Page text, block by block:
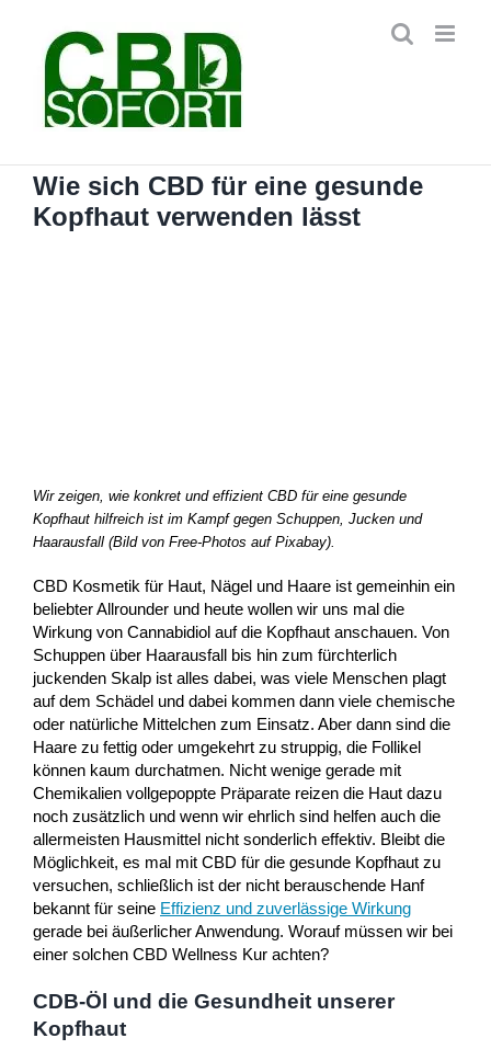
springen
Wie sich CBD für eine gesunde
Kopfhaut verwenden lässt
Wir zeigen, wie konkret und effizient CBD für eine gesunde
Kopfhaut hilfreich ist im Kampf gegen Schuppen, Jucken und
Haarausfall (Bild von Free-Photos auf Pixabay).
CBD Kosmetik für Haut, Nägel und Haare ist gemeinhin ein
beliebter Allrounder und heute wollen wir uns mal die
Wirkung von Cannabidiol auf die Kopfhaut anschauen. Von
Schuppen über Haarausfall bis hin zum fürchterlich
juckenden Skalp ist alles dabei, was viele Menschen plagt
auf dem Schädel und dabei kommen dann viele chemische
oder natürliche Mittelchen zum Einsatz. Aber dann sind die
Haare zu fettig oder umgekehrt zu struppig, die Follikel
können kaum durchatmen. Nicht wenige gerade mit
Chemikalien vollgepoppte Präparate reizen die Haut dazu
noch zusätzlich und wenn wir ehrlich sind helfen auch die
allermeisten Hausmittel nicht sonderlich effektiv. Bleibt die
Möglichkeit, es mal mit CBD für die gesunde Kopfhaut zu
versuchen, schließlich ist der nicht berauschende Hanf
bekannt für seine Effizienz und zuverlässige Wirkung
gerade bei äußerlicher Anwendung. Worauf müssen wir bei
einer solchen CBD Wellness Kur achten?
CDB-Öl und die Gesundheit unserer
Kopfhaut